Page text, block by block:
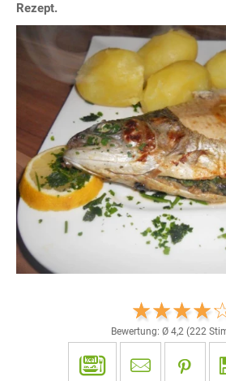
Rezept.
Bewertung: Ø 4,2 (222